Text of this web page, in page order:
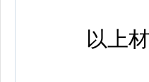
以上材